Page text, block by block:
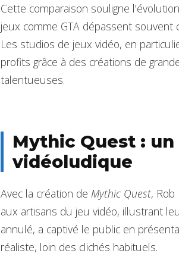
Cette comparaison souligne
jeux comme GTA dépassent
Les studios de jeux vidéo, en
profits grâce à des créations de
talentueuses.
Mythic Quest :
vidéoludique
Avec la création de Mythic Quest,
aux artisans du jeu vidéo, illustrant
annulé, a captivé le public en
réaliste, loin des clichés habituels.